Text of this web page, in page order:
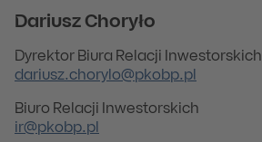
Dariusz Choryło
Dyrektor Biura Relacji Inwestorskich
dariusz.chorylo@pkobp.pl
Biuro Relacji Inwestorskich
ir@pkobp.pl